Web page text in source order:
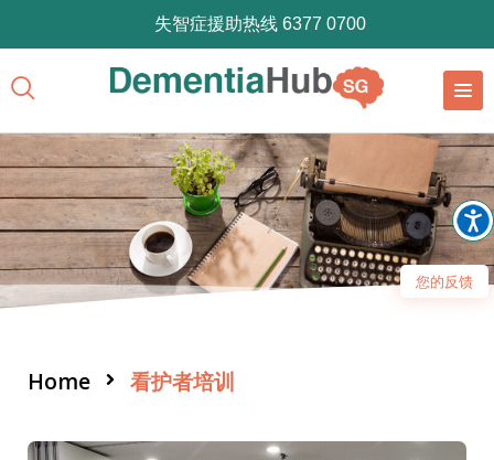
您的反馈
失智症援助热线 6377 0700
Home 看护者培训